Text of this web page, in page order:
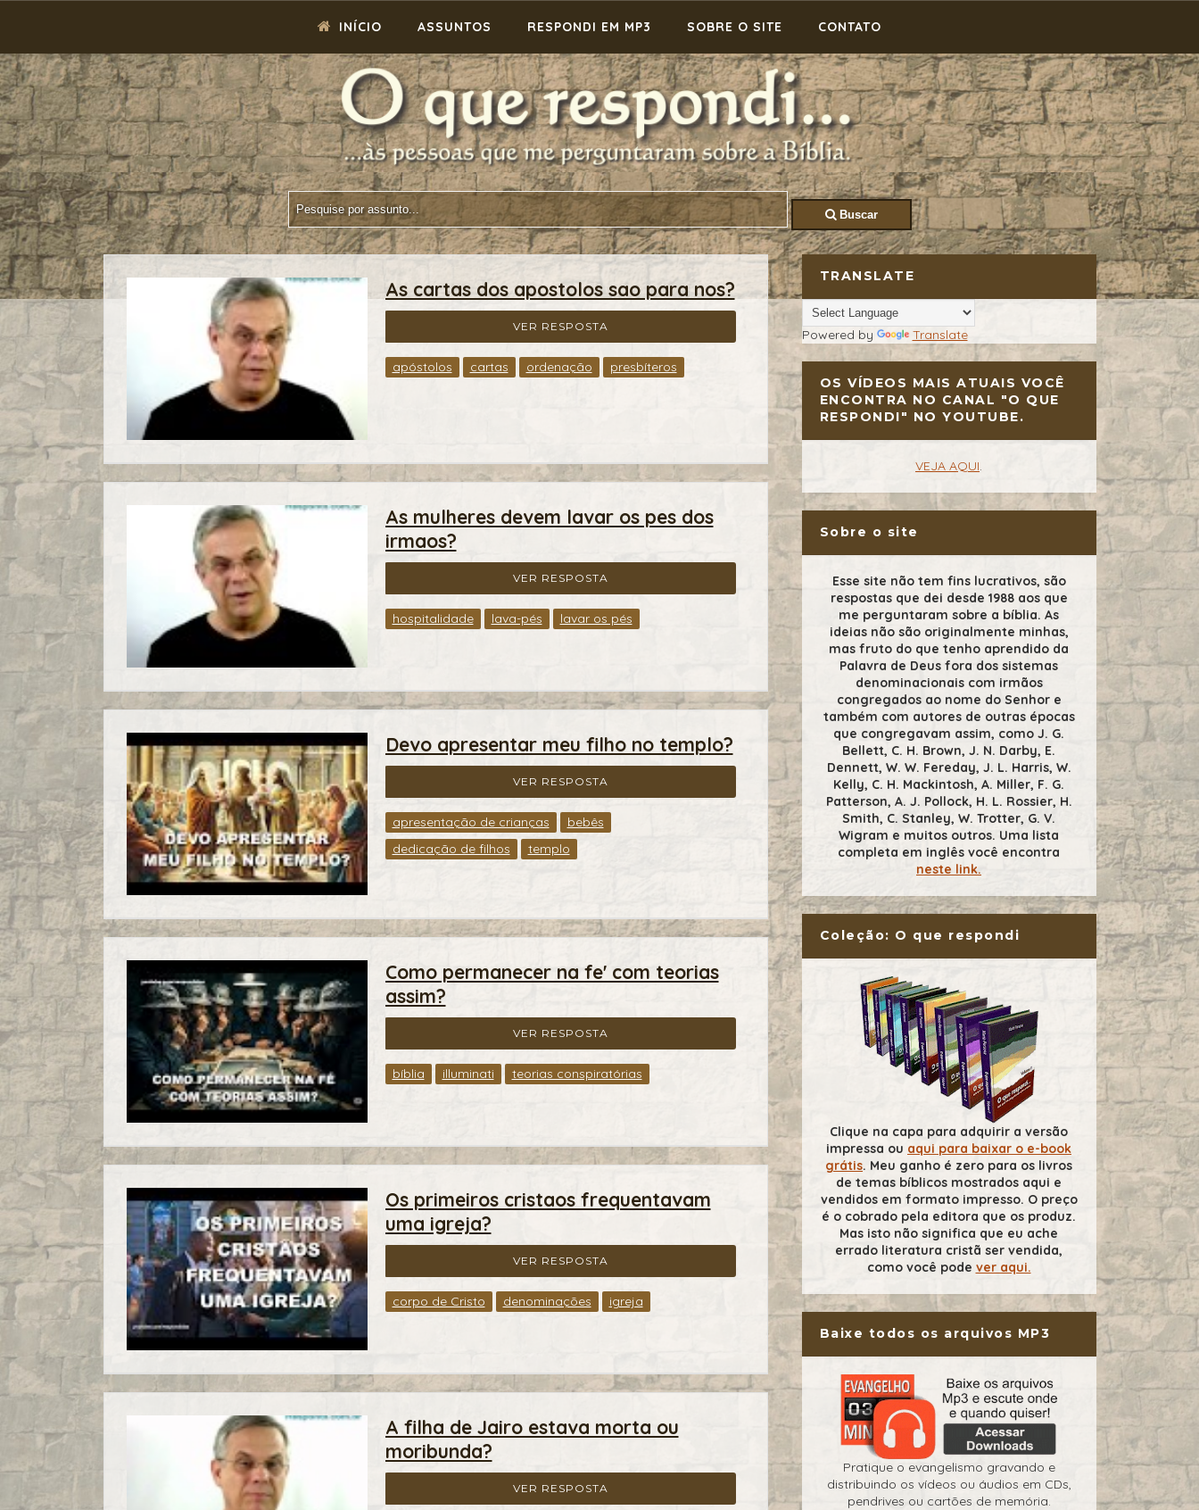
INÍCIO ASSUNTOS RESPONDI EM MP3 SOBRE O SITE CONTATO
Buscar
As cartas dos apostolos sao para nos?
VER RESPOSTA
apóstolos cartas ordenação presbíteros
As mulheres devem lavar os pes dos
irmaos?
VER RESPOSTA
hospitalidade lava-pés lavar os pés
Devo apresentar meu filho no templo?
VER RESPOSTA
apresentação de crianças
bebês
dedicação de filhos
templo
Como permanecer na fe' com teorias
assim?
VER RESPOSTA
bíblia illuminati teorias conspiratórias
Os primeiros cristaos frequentavam
uma igreja?
VER RESPOSTA
corpo de Cristo denominações igreja
A filha de Jairo estava morta ou
moribunda?
VER RESPOSTA
TRANSLATE
Powered by Translate
OS VÍDEOS MAIS ATUAIS VOCÊ
ENCONTRA NO CANAL "O QUE
RESPONDI" NO YOUTUBE.
VEJA AQUI.
Sobre o site
Esse site não tem fins lucrativos, são
respostas que dei desde 1988 aos que
me perguntaram sobre a bíblia. As
ideias não são originalmente minhas,
mas fruto do que tenho aprendido da
Palavra de Deus fora dos sistemas
denominacionais com irmãos
congregados ao nome do Senhor e
também com autores de outras épocas
que congregavam assim, como J. G.
Bellett, C. H. Brown, J. N. Darby, E.
Dennett, W. W. Fereday, J. L. Harris, W.
Kelly, C. H. Mackintosh, A. Miller, F. G.
Patterson, A. J. Pollock, H. L. Rossier, H.
Smith, C. Stanley, W. Trotter, G. V.
Wigram e muitos outros. Uma lista
completa em inglês você encontra
neste link.
Coleção: O que respondi
Clique na capa para adquirir a versão
impressa ou aqui para baixar o e-book
grátis. Meu ganho é zero para os livros
de temas bíblicos mostrados aqui e
vendidos em formato impresso. O preço
é o cobrado pela editora que os produz.
Mas isto não significa que eu ache
errado literatura cristã ser vendida,
como você pode ver aqui.
Baixe todos os arquivos MP3
Pratique o evangelismo gravando e
distribuindo os vídeos ou áudios em CDs,
pendrives ou cartões de memória.